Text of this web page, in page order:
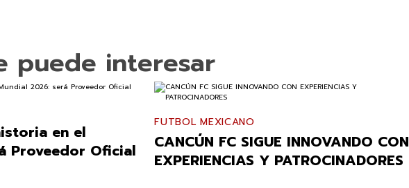
puede interesar
en el
Proveedor Oficial
FUTBOL MEXICANO
CANCÚN FC SIGUE INNOVANDO CON
EXPERIENCIAS Y PATROCINADORES